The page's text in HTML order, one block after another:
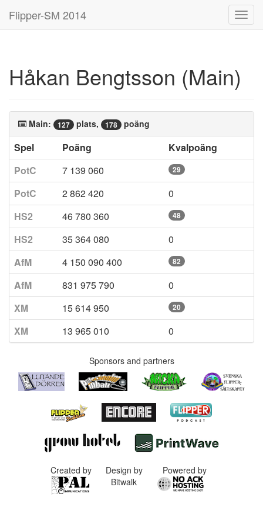
Flipper-SM 2014
Håkan Bengtsson (Main)
Main: 127 plats, 178 poäng
Spel Poäng
Kvalpoäng
PotC
7 139 060 29
PotC 2 862 420
0
HS2
46 780 360 48
HS2 35 364 080
0
AfM
4 150 090 400 82
AfM 831 975 790
0
XM
15 614 950 20
XM 13 965 010 0
Sponsors and partners
Created by
Design by
Bitwalk
Powered by